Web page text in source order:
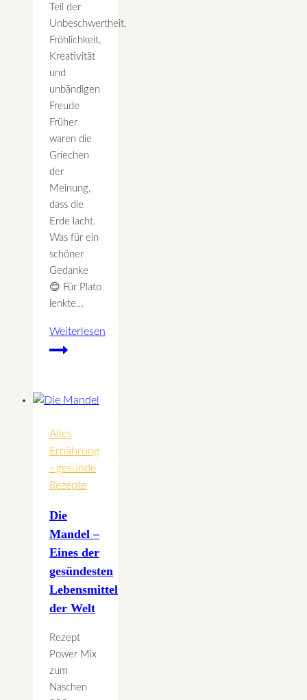
Teil der
Unbeschwertheit,
Fröhlichkeit,
Kreativität
und
unbändigen
Freude
Früher
waren die
Griechen
der
Meinung,
dass die
Erde lacht.
Was für ein
schöner
Gedanke
😊 Für Plato
lenkte…
Weiterlesen
Lachen
Kinesiologie
mehr
lachen
Alles
Ernährung
- gesunde
Rezepte
Die
Mandel –
Eines der
gesündesten
Lebensmittel
der Welt
Rezept
Power Mix
zum
Naschen